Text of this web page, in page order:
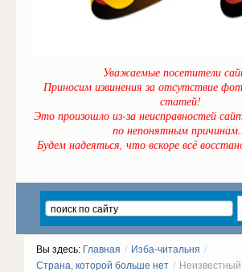
Уважаемые посетители
Приносим извинения за отсутствие
статей!
Это произошло из-за неисправностей
по непонятным
Будем надеяться, что вскоре всё
Вы здесь: Главная / Изба-читальня /
Страна, которой больше нет / Неизвестный